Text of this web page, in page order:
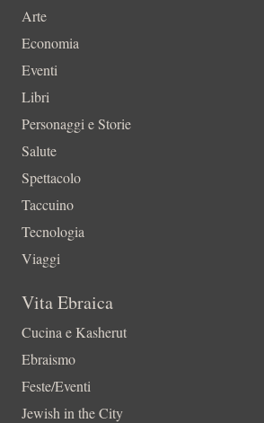
Arte
Economia
Eventi
Libri
Personaggi e Storie
Salute
Spettacolo
Taccuino
Tecnologia
Viaggi
Vita Ebraica
Cucina e Kasherut
Ebraismo
Feste/Eventi
Jewish in the City